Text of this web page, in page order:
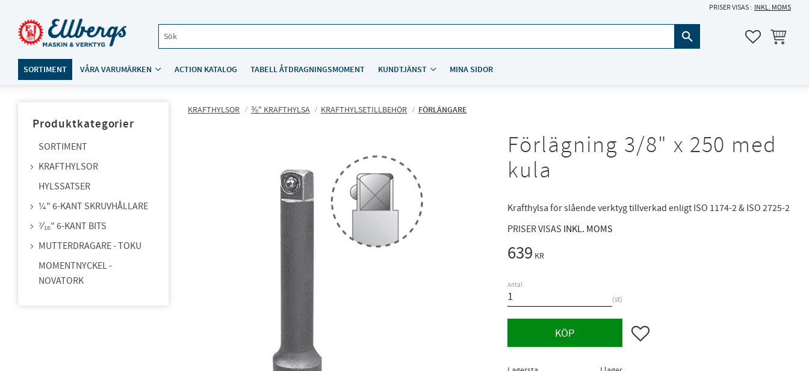
PRISER VISAS INKL. MOMS
FAVORITER
KUNDVAGN
SORTIMENT VÅRA VARUMÄRKEN ACTION KATALOG TABELL ÅTDRAGNINGSMOMENT KUNDTJÄNST MINA SIDOR
KRAFTHYLSOR ⅜" KRAFTHYLSA KRAFTHYLSETILLBEHÖR FÖRLÄNGARE
Förlägning 3/8" x 250 med
kula
Krafthylsa för slående verktyg tillverkad enligt ISO 1174-2 & ISO 2725-2
PRISER VISAS INKL. MOMS
639 KR
Antal
st
KÖP Lägg till i favoriter
Produktkategorier
SORTIMENT
KRAFTHYLSOR
HYLSSATSER
¼" 6-KANT SKRUVHÅLLARE
⁷⁄₁₆" 6-KANT BITS
MUTTERDRAGARE - TOKU
MOMENTNYCKEL -
NOVATORK